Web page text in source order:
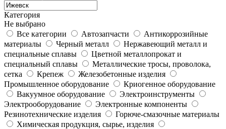
Категория
Не выбрано
Все категории
Автозапчасти
Антикоррозийные
материалы
Черный металл
Нержавеющий металл и
специальные сплавы
Цветной металлопрокат и
специальный сплавы
Металлические тросы, проволока,
сетка
Крепеж
Железобетонные изделия
Промышленное оборудование
Криогенное оборудование
Вакуумное оборудование
Электроинструменты
Электрооборудование
Электронные компоненты
Резинотехнические изделия
Горюче-смазочные материалы
Химическая продукция, сырье, изделия